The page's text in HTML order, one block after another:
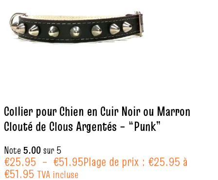
Collier pour Chien en Cuir Noir ou Marron
Clouté de Clous Argentés – “Punk”
Note 5.00sur 5
€25.95 – €51.95Plage de prix : €25.95 à
€51.95 TVA incluse